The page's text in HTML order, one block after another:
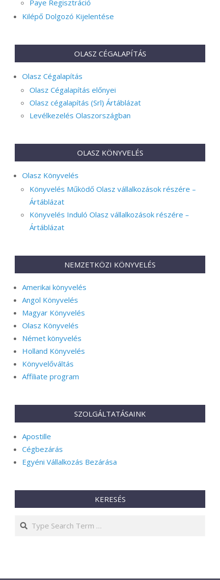
Paye Regisztráció
Kilépő Dolgozó Kijelentése
OLASZ CÉGALAPÍTÁS
Olasz Cégalapítás
Olasz Cégalapítás előnyei
Olasz cégalapítás (Srl) Ártáblázat
Levélkezelés Olaszországban
OLASZ KÖNYVELÉS
Olasz Könyvelés
Könyvelés Működő Olasz vállalkozások részére –
Ártáblázat
Könyvelés Induló Olasz vállalkozások részére –
Ártáblázat
NEMZETKÖZI KÖNYVELÉS
Amerikai könyvelés
Angol Könyvelés
Magyar Könyvelés
Olasz Könyvelés
Német könyvelés
Holland Könyvelés
Könyvelőváltás
Affiliate program
SZOLGÁLTATÁSAINK
Apostille
Cégbezárás
Egyéni Vállalkozás Bezárása
KERESÉS
Search